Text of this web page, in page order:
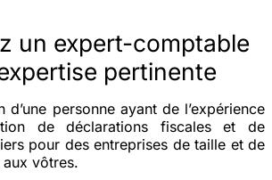
un expert-comptable
pertinente
d’une personne ayant de l’expérience
de déclarations fiscales et de
pour des entreprises de taille et de
vôtres.